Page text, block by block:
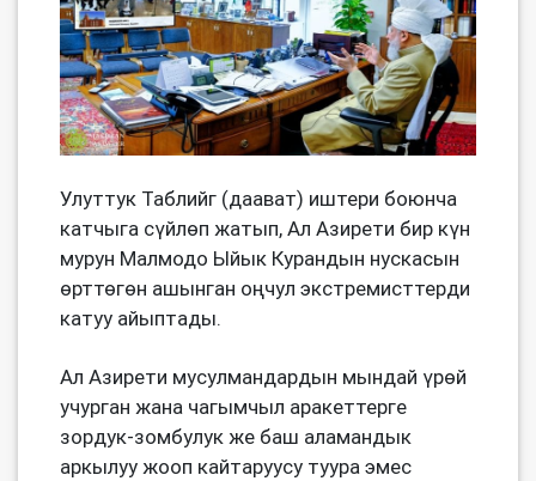
Улуттук Таблийг (даават) иштери боюнча
катчыга сүйлөп жатып, Ал Азирети бир күн
мурун Малмодо Ыйык Курандын нускасын
өрттөгөн ашынган оңчул экстремисттерди
катуу айыптады.
Ал Азирети мусулмандардын мындай үрөй
учурган жана чагымчыл аракеттерге
зордук-зомбулук же баш аламандык
аркылуу жооп кайтаруусу туура эмес